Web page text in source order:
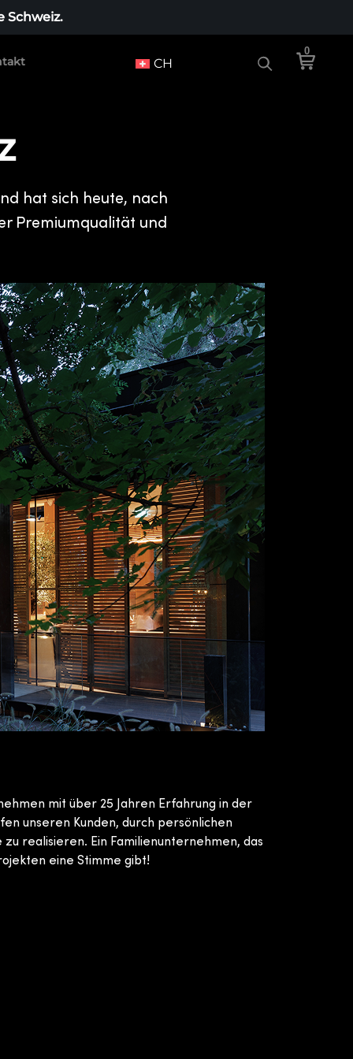
Schweiz.
CH
0
hat sich heute, nach
Premiumqualität und
mit über 25 Jahren Erfahrung in der
unseren Kunden, durch persönlichen
realisieren. Ein Familienunternehmen, das
eine Stimme gibt!